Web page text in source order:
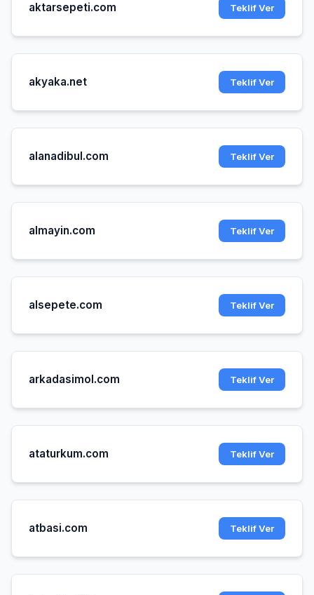
aktarsepeti.com Teklif Ver
akyaka.net Teklif Ver
alanadibul.com Teklif Ver
almayin.com Teklif Ver
alsepete.com Teklif Ver
arkadasimol.com Teklif Ver
ataturkum.com Teklif Ver
atbasi.com Teklif Ver